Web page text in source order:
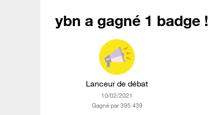
ybn a gagné 1 badge !
Lanceur de débat
‎10/02/2021
Gagné par 395 439